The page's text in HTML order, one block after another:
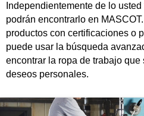
Independientemente de lo
podrán encontrarlo en
productos con certificaciones o
puede usar la búsqueda
encontrar la ropa de trabajo
deseos personales.